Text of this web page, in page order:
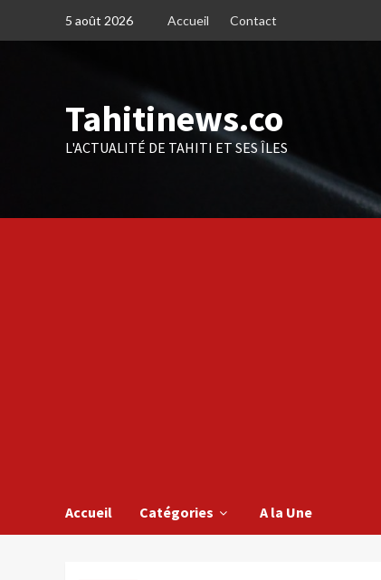
5 août 2026 Accueil Contact
Tahitinews.co
L'ACTUALITÉ DE TAHITI ET SES ÎLES
Accueil Catégories A la Une